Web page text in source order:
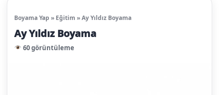
Boyama Yap » Eğitim »Ay Yıldız Boyama
Ay Yıldız Boyama
60 görüntüleme